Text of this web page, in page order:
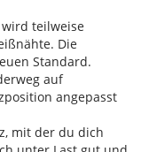
teilweise
Die
Standard.
auf
angepasst
mit der du dich